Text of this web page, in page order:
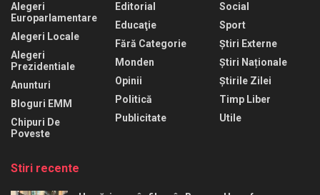
Alegeri
Europarlamentare
Alegeri Locale
Alegeri
Prezidentiale
Anunturi
Bloguri EMM
Chipuri De
Poveste
Editorial
Educaţie
Fără Categorie
Monden
Opinii
Politică
Publicitate
Social
Sport
Știri Externe
Știri Naționale
Știrile Zilei
Timp Liber
Utile
Stiri recente